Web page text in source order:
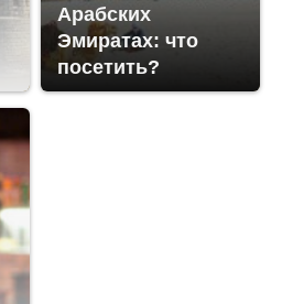
Арабских
Эмиратах: что
посетить?